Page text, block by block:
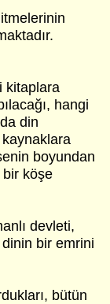
kitaplara
hangi
din
kaynaklara
boyundan
bir köşe
devleti,
bir emrini
bütün